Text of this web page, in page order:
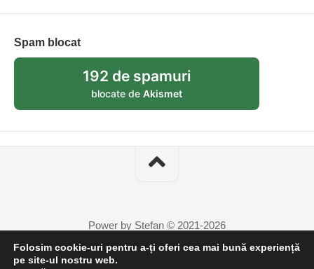
Spam blocat
192 de spamuri
blocate de Akismet
Power by Stefan © 2021-2026
Folosim cookie-uri pentru a-ți oferi cea mai bună experiență
pe site-ul nostru web.